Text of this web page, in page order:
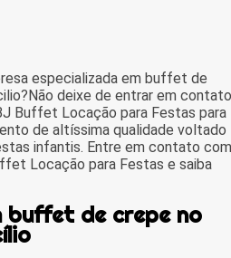
especializada em buffet de
deixe de entrar em contato
Buffet Locação para Festas para
de altíssima qualidade voltado
infantis. Entre em contato com
Locação para Festas e saiba
buffet de crepe no